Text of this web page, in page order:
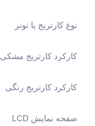
نوع کارتریج یا تونر
کارکرد کارتریج مشکی
کارکرد کارتریج رنگی
صفحه نمایش LCD